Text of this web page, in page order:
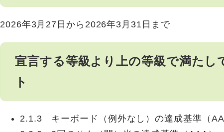
2026年3月27日から2026年3月31日まで
宣言する等級より上の等級で満たし
ト
2.1.3 キーボード（例外なし）の達成基準（